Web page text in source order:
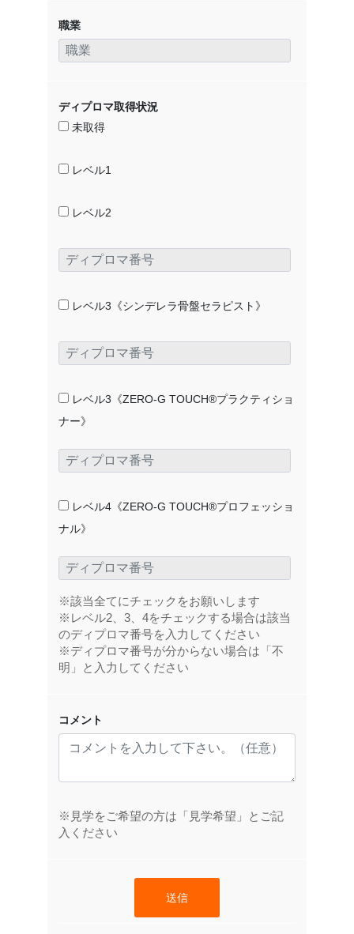
職業
ディプロマ取得状況
未取得
レベル1
レベル2
レベル3《シンデレラ骨盤セラピスト》
レベル3《ZERO-G TOUCH®プラクティショ
ナー》
レベル4《ZERO-G TOUCH®プロフェッショ
ナル》
※該当全てにチェックをお願いします
※レベル2、3、4をチェックする場合は該当
のディプロマ番号を入力してください
※ディプロマ番号が分からない場合は「不
明」と入力してください
コメント
※見学をご希望の方は「見学希望」とご記
入ください
送信